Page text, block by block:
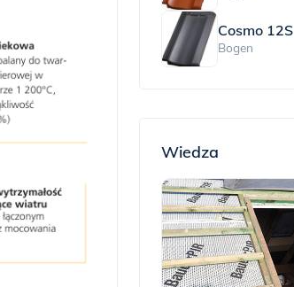
Cosmo 12S
Bogen
Wiedza